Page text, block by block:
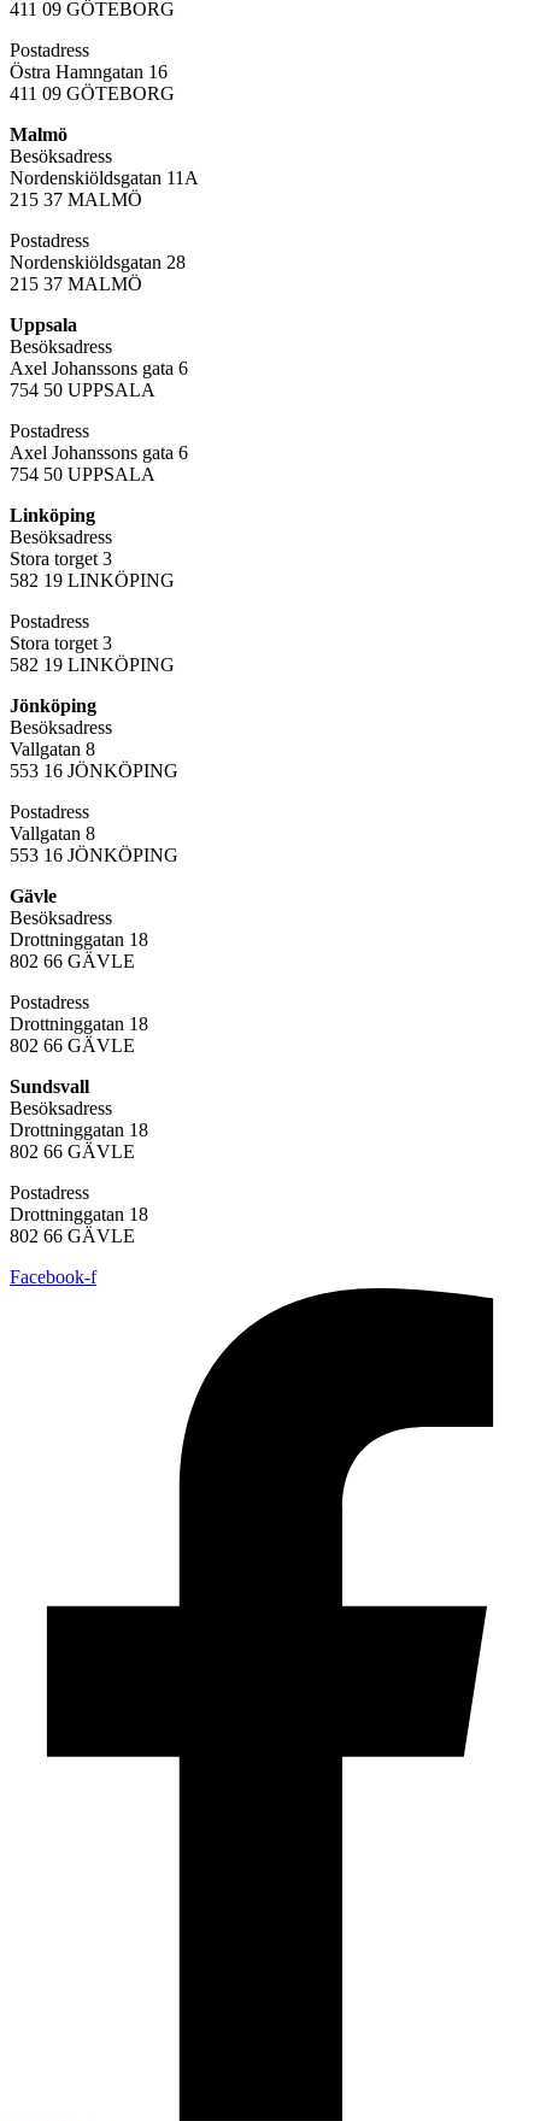
411 09 GÖTEBORG
Postadress
Östra Hamngatan 16
411 09 GÖTEBORG
Malmö
Besöksadress
Nordenskiöldsgatan 11A
215 37 MALMÖ
Postadress
Nordenskiöldsgatan 28
215 37 MALMÖ
Uppsala
Besöksadress
Axel Johanssons gata 6
754 50 UPPSALA
Postadress
Axel Johanssons gata 6
754 50 UPPSALA
Linköping
Besöksadress
Stora torget 3
582 19 LINKÖPING
Postadress
Stora torget 3
582 19 LINKÖPING
Jönköping
Besöksadress
Vallgatan 8
553 16 JÖNKÖPING
Postadress
Vallgatan 8
553 16 JÖNKÖPING
Gävle
Besöksadress
Drottninggatan 18
802 66 GÄVLE
Postadress
Drottninggatan 18
802 66 GÄVLE
Sundsvall
Besöksadress
Drottninggatan 18
802 66 GÄVLE
Postadress
Drottninggatan 18
802 66 GÄVLE
Facebook-f